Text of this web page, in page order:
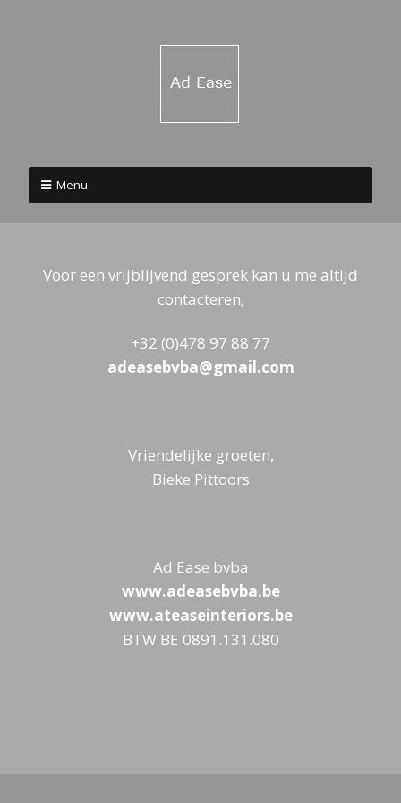
Menu
Voor een vrijblijvend gesprek kan u me altijd
contacteren,
+32 (0)478 97 88 77
adeasebvba@gmail.com
Vriendelijke groeten,
Bieke Pittoors
Ad Ease bvba
www.adeasebvba.be
www.ateaseinteriors.be
BTW BE 0891.131.080